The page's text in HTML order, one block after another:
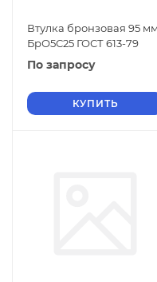
Втулка бронзовая 95 мм
БрО5С25 ГОСТ 613-79
По запросу
КУПИТЬ